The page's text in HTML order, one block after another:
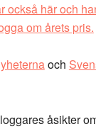
också här och
om årets pris.
och
åsikter